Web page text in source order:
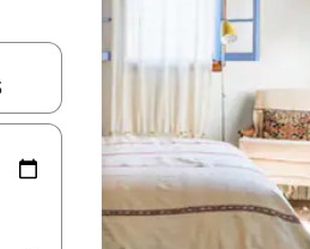
клавишите със стрелки